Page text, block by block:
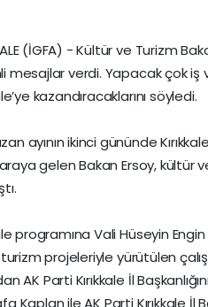
(İGFA) - Kültür ve Turizm
mesajlar verdi. Yapacak çok iş
kazandıracaklarını söyledi.
ayının ikinci gününde
gelen Bakan Ersoy, kültür
programına Vali Hüseyin
projeleriyle yürütülen
AK Parti Kırıkkale İl
Kaplan ile AK Parti Kırıkkale İl